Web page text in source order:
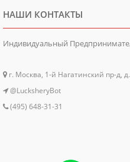
НАШИ КОНТАКТЫ
Индивидуальный
г. Москва, 1-й Нагатинский пр-д,
@LucksheryBot
(495) 648-31-31